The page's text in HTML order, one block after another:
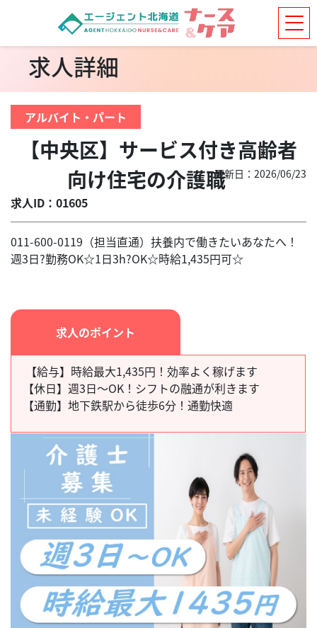
求人詳細
アルバイト・パート
【中央区】サービス付き高齢者
向け住宅の介護職
求人ID：01605
更新日：2026/06/23
011-600-0119（担当直通）扶養内で働きたいあなたへ！
週3日?勤務OK☆1日3h?OK☆時給1,435円可☆
求人のポイント
【給与】時給最大1,435円！効率よく稼げます
【休日】 週3日～OK！シフトの融通が利きます
【通勤】 地下鉄駅から徒歩6分！通勤快適